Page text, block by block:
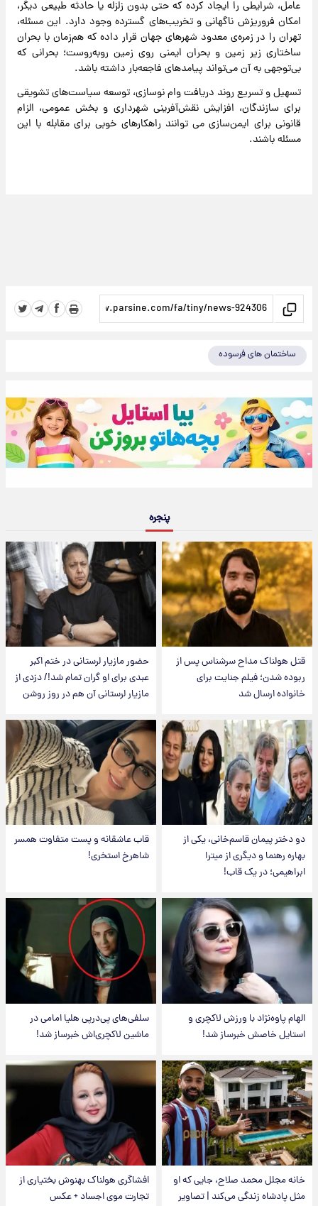
عامل، شرایطی را ایجاد کرده که حتی بدون زلزله یا حادثه‌ طبیعی دیگر،
امکان فروریزش ناگهانی و تخریب‌های گسترده وجود دارد. این مسئله،
تهران را در زمره‌ی معدود شهرهای جهان قرار داده که هم‌زمان با بحران
ساختاری زیر زمین و بحران ایمنی روی زمین روبه‌روست؛ بحرانی که
بی‌توجهی به آن می‌تواند پیامدهای فاجعه‌بار داشته باشد.
تسهیل و تسریع روند دریافت وام نوسازی، توسعه سیاست‌های تشویقی
برای سازندگان، افزایش نقش‌آفرینی شهرداری و بخش عمومی، الزام
قانونی برای ایمن‌سازی می توانند راهکارهای خوبی برای مقابله با این
مسئله باشند.
ساختمان های فرسوده
پنجره
قتل هولناک مداح سرشناس پس از
ربوده شدن؛ فیلم جنایت برای
خانواده ارسال شد
حضور مازیار لرستانی در ختم اکبر
عبدی برای او گران تمام شد!/ دزدی از
مازیار لرستانی آن هم در روز روشن
دو دختر پیمان قاسم‌خانی، یکی از
بهاره رهنما و دیگری از میترا
ابراهیمی؛ در یک قاب!
قاب عاشقانه و پست متفاوت همسر
شاهرخ استخری!
الهام پاوه‌نژاد با ورزش لاکچری و
استایل خاصش خبرساز شد!
سلفی‌های پی‌درپی هلیا امامی در
ماشین لاکچری‌اش خبرساز شد!
خانه مجلل محمد صلاح، جایی که او
مثل پادشاه زندگی می‌کند | تصاویر
افشاگری هولناک بهنوش بختیاری از
تجارت موی اجساد + عکس